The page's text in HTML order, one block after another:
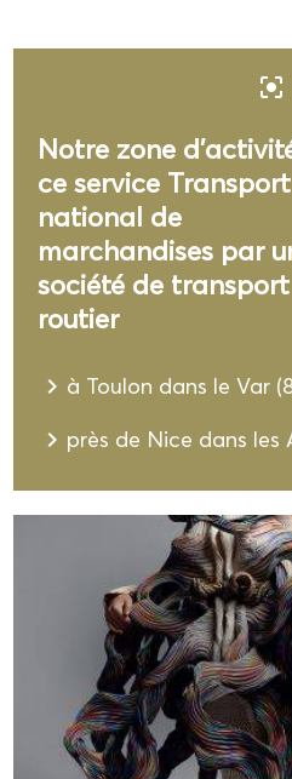
center_focus_strong
Notre zone
ce service Transport
national de
marchandises par
société de transport
routier
navigate_next à Toulon dans le Var
navigate_next près de Nice dans les